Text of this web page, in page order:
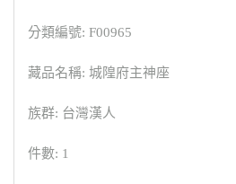
分類編號: F00965
藏品名稱: 城隍府主神座
族群: 台灣漢人
件數: 1